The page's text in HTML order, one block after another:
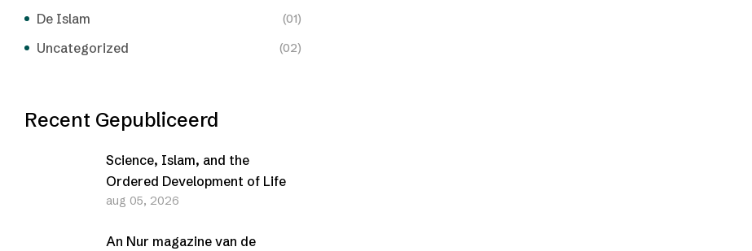
De Islam (01)
Uncategorized (02)
Recent Gepubliceerd
Science, Islam, and the
Ordered Development of Life
aug 05, 2026
An Nur magazine van de